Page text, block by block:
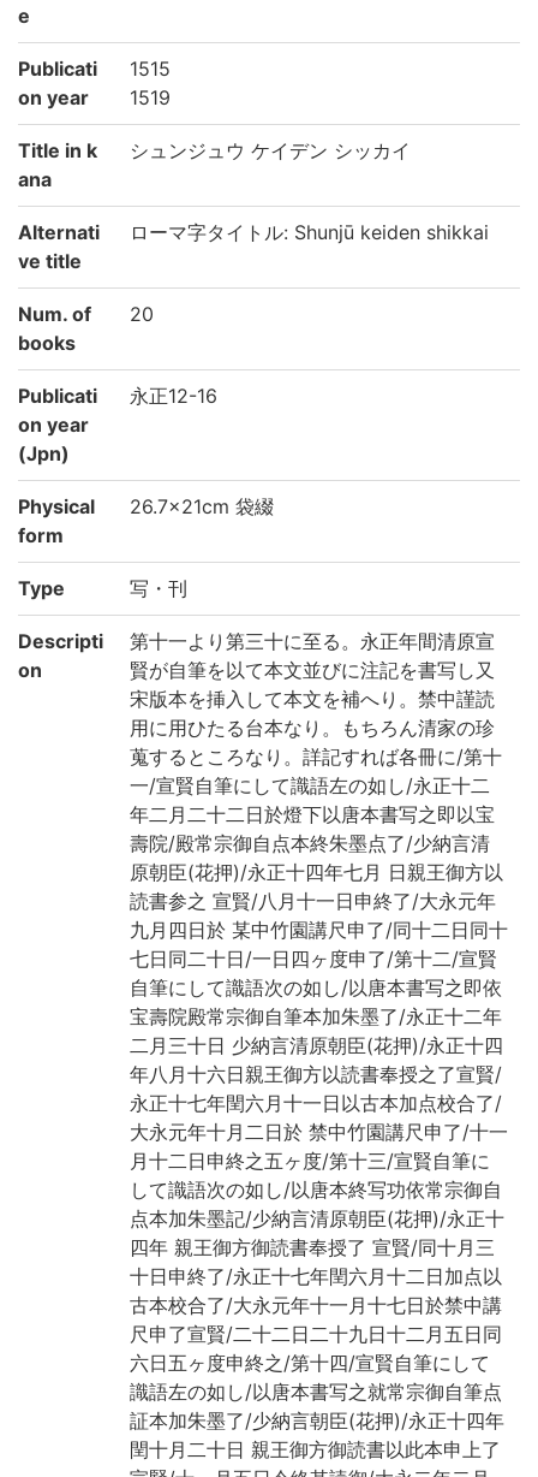
e
Publicati
on year
1515
1519
Title in k
ana
シュンジュウ ケイデン シッカイ
Alternati
ve title
ローマ字タイトル: Shunjū keiden shikkai
Num. of
books
20
Publicati
on year
(Jpn)
永正12-16
Physical
form
26.7×21cm 袋綴
Type 写・刊
Descripti
on
第十一より第三十に至る。永正年間清原宣
賢が自筆を以て本文並びに注記を書写し又
宋版本を挿入して本文を補へり。禁中謹読
用に用ひたる台本なり。もちろん清家の珍
蒐するところなり。詳記すれば各冊に/第十
一/宣賢自筆にして識語左の如し/永正十二
年二月二十二日於燈下以唐本書写之即以宝
壽院/殿常宗御自点本終朱墨点了/少納言清
原朝臣(花押)/永正十四年七月 日親王御方以
読書参之 宣賢/八月十一日申終了/大永元年
九月四日於 某中竹園講尺申了/同十二日同十
七日同二十日/一日四ヶ度申了/第十二/宣賢
自筆にして識語次の如し/以唐本書写之即依
宝壽院殿常宗御自筆本加朱墨了/永正十二年
二月三十日 少納言清原朝臣(花押)/永正十四
年八月十六日親王御方以読書奉授之了宣賢/
永正十七年閏六月十一日以古本加点校合了/
大永元年十月二日於 禁中竹園講尺申了/十一
月十二日申終之五ヶ度/第十三/宣賢自筆に
して識語次の如し/以唐本終写功依常宗御自
点本加朱墨記/少納言清原朝臣(花押)/永正十
四年 親王御方御読書奉授了 宣賢/同十月三
十日申終了/永正十七年閏六月十二日加点以
古本校合了/大永元年十一月十七日於禁中講
尺申了宣賢/二十二日二十九日十二月五日同
六日五ヶ度申終之/第十四/宣賢自筆にして
識語左の如し/以唐本書写之就常宗御自筆点
証本加朱墨了/少納言朝臣(花押)/永正十四年
閏十月二十日 親王御方御読書以此本申上了